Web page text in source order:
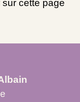
cette page